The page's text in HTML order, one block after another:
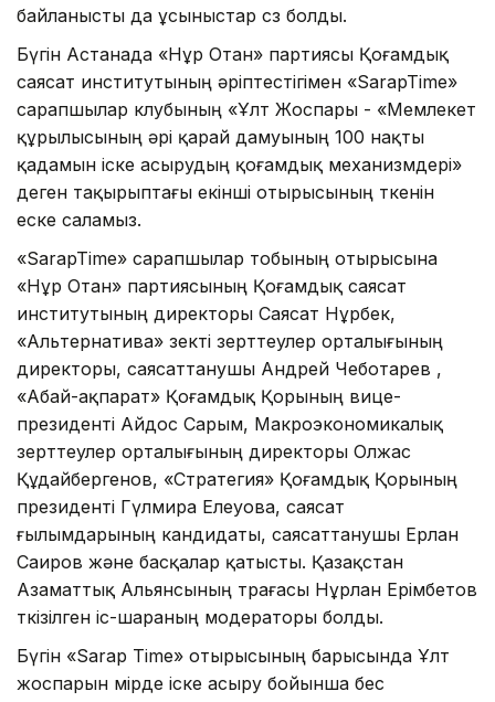
байланысты да ұсыныстар сөз болды.
Бүгін Астанада «Нұр Отан» партиясы Қоғамдық
саясат институтының әріптестігімен «SarapTime»
сарапшылар клубының «Ұлт Жоспары - «Мемлекет
құрылысының әрі қарай дамуының 100 нақты
қадамын іске асырудың қоғамдық механизмдері»
деген тақырыптағы екінші отырысының өткенін
еске саламыз.
«SarapTime» сарапшылар тобының отырысына
«Нұр Отан» партиясының Қоғамдық саясат
институтының директоры Саясат Нұрбек,
«Альтернатива» өзекті зерттеулер орталығының
директоры, саясаттанушы Андрей Чеботарев ,
«Абай-ақпарат» Қоғамдық Қорының вице-
президенті Айдос Сарым, Макроэкономикалық
зерттеулер орталығының директоры Олжас
Құдайбергенов, «Стратегия» Қоғамдық Қорының
президенті Гүлмира Елеуова, саясат
ғылымдарының кандидаты, саясаттанушы Ерлан
Саиров және басқалар қатысты. Қазақстан
Азаматтық Альянсының төрағасы Нұрлан Ерімбетов
өткізілген іс-шараның модераторы болды.
Бүгін «Sarap Time» отырысының барысында Ұлт
жоспарын өмірде іске асыру бойынша бес